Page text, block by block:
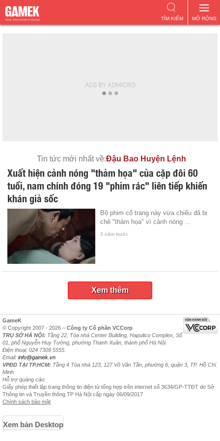
MỞ RỘNG
TÌM KIẾM
Tin tức mới nhất về:Đậu Bao Huyện Lệnh
Xuất hiện cảnh nóng "thảm họa" của cặp đôi 60
tuổi, nam chính đóng 19 "phim rác" liên tiếp khiến
khán giả sốc
Bộ phim cổ trang này vừa chiếu đã bị
chê "thảm họa" vì cảnh nóng ...
3 năm trước
Xem thêm
GameK
© Copyright 2007 - 2026 – Công ty Cổ phần VCCorp
TRỤ SỞ HÀ NỘI: Tầng 22, Tòa nhà Center Building, Hapulico Complex, Số
01, phố Nguyễn Huy Tưởng, phường Thanh Xuân, thành phố Hà Nội.
Điện thoại: 024 7309 5555.
Email: info@gamek.vn
VPĐD TẠI TP.HCM: Tầng 4 Tòa nhà 123, 127 Võ Văn Tần, phường 6, quận 3, TP. Hồ Chí
Minh
Hỗ trợ quảng cáo:
Giấy phép thiết lập trang thông tin điện tử tổng hợp trên internet số 3634/GP-TTĐT do Sở
Thông tin và Truyền thông TP Hà Nội cấp ngày 06/09/2017
Chính sách bảo mật
Xem bản Desktop